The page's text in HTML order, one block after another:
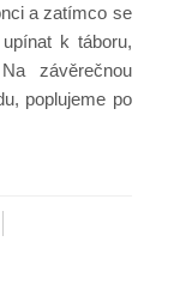
a zatímco se
k táboru,
závěrečnou
poplujeme po